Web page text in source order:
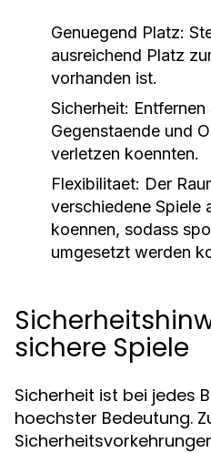
Genuegend Platz:
ausreichend Platz
vorhanden ist.
Sicherheit:
Gegenstaende und
verletzen koennten.
Flexibilitaet: Der
verschiedene Spiele
koennen, sodass
umgesetzt werden
sichere Spiele
Sicherheit ist bei jedes
hoechster Bedeutung.